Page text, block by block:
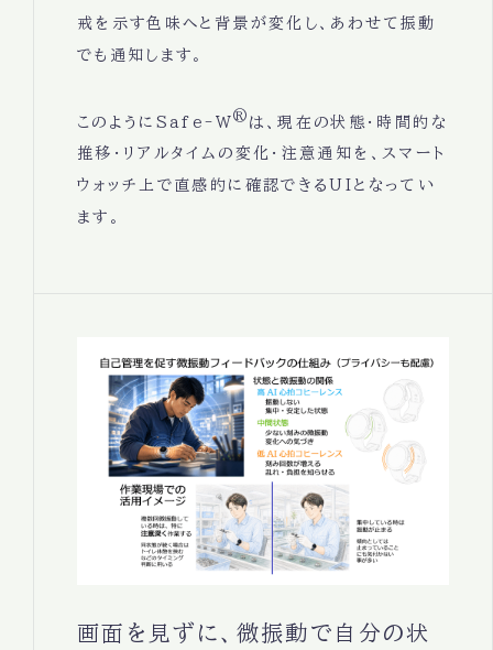
戒を示す色味へと背景が変化し、あわせて振動
でも通知します。
このようにSafe-W® は、現在の状態・時間的な
推移・リアルタイムの変化・注意通知を、スマート
ウォッチ上で直感的に確認できるUIとなってい
ます。
画面を見ずに、微振動で自分の状